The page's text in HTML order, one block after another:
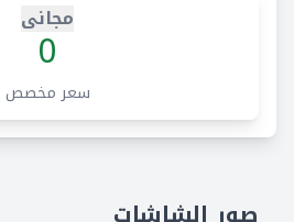
مجانى
0
سعر مخصص